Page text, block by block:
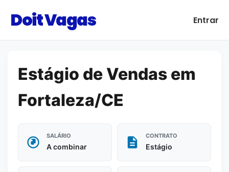
Doit Vagas Entrar
Estágio de Vendas em
Fortaleza/CE
SALÁRIO
A combinar
CONTRATO
Estágio